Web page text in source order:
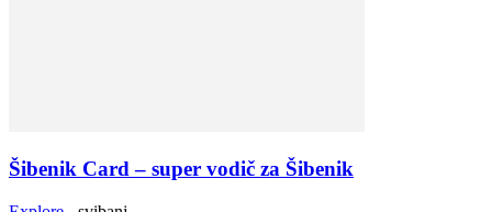
Šibenik Card – super vodič za Šibenik